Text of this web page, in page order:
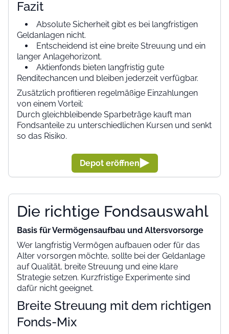
Fazit
Absolute Sicherheit gibt es bei langfristigen
Geldanlagen nicht.
Entscheidend ist eine breite Streuung und ein
langer Anlagehorizont.
Aktienfonds bieten langfristig gute
Renditechancen und bleiben jederzeit verfügbar.
Zusätzlich profitieren regelmäßige Einzahlungen
von einem Vorteil:
Durch gleichbleibende Sparbeträge kauft man
Fondsanteile zu unterschiedlichen Kursen und senkt
so das Risiko.
Depot eröffnen
Die richtige Fondsauswahl
Basis für Vermögensaufbau und Altersvorsorge
Wer langfristig Vermögen aufbauen oder für das
Alter vorsorgen möchte, sollte bei der Geldanlage
auf Qualität, breite Streuung und eine klare
Strategie setzen. Kurzfristige Experimente sind
dafür nicht geeignet.
Breite Streuung mit dem richtigen
Fonds-Mix